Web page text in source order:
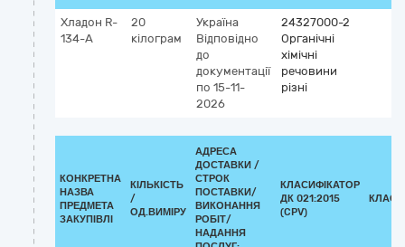
Хладон R-
134-А
20
кілограм
Україна
Відповідно
до
документації
по 15-11-
2026
24327000-2
Органічні
хімічні
речовини
різні
КОНКРЕТНА
НАЗВА
ПРЕДМЕТА
ЗАКУПІВЛІ
КІЛЬКІСТЬ
/
ОД.ВИМІРУ
АДРЕСА
ДОСТАВКИ /
СТРОК
ПОСТАВКИ/
ВИКОНАННЯ
РОБІТ/
НАДАННЯ
КЛАСИФІКАТОР
ДК 021:2015
(CPV)